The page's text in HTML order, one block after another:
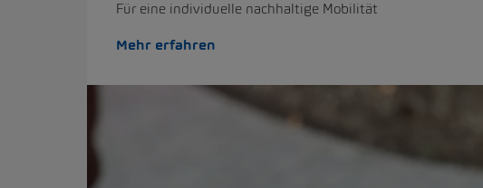
Für eine individuelle nachhaltige Mobilität
Mehr erfahren